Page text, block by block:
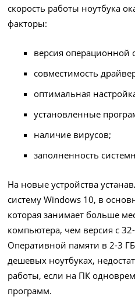
скорость работы ноутбука
факторы:
версия операционной
совместимость
оптимальная
установленные
наличие вирусов;
заполненность
На новые устройства
систему Windows 10, в
которая занимает больше
компьютера, чем версия с
Оперативной памяти в 2-3
дешевых ноутбуках,
работы, если на ПК
программ.